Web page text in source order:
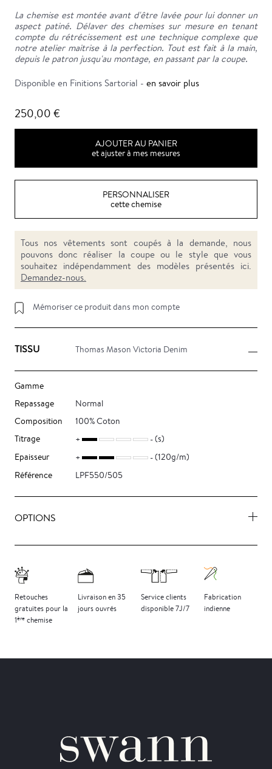
La chemise est montée avant d'être lavée pour lui donner un
aspect patiné. Délaver des chemises sur mesure en tenant
compte du rétrécissement est une technique complexe que
notre atelier maitrise à la perfection. Tout est fait à la main,
depuis le patron jusqu'au montage, en passant par la coupe.
Disponible en Finitions Sartorial - en savoir plus
250,00 €
AJOUTER AU PANIER
et ajuster à mes mesures
PERSONNALISER
cette chemise
Tous nos vêtements sont coupés à la demande, nous
pouvons donc réaliser la coupe ou le style que vous
souhaitez indépendamment des modèles présentés ici.
Demandez-nous.
Mémoriser ce produit dans mon compte
TISSU Thomas Mason Victoria Denim
Gamme
Repassage
Normal
Composition
100% Coton
Titrage
(s)
Epaisseur
(120g/m)
Référence
LPF550/505
OPTIONS
Retouches
gratuites pour la
1ère chemise
Livraison en 35
jours ouvrés
Service clients
disponible 7J/7
Fabrication
indienne